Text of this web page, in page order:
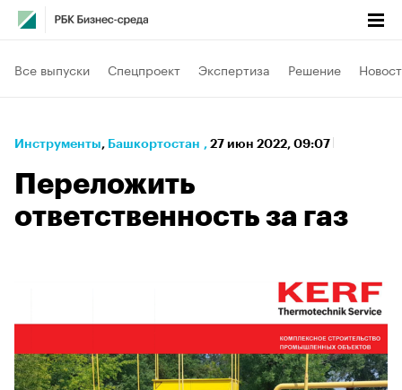
Все выпуски Спецпроект Экспертиза Решение
Инструменты⁠, Башкортостан , 27 июн 2022, 09:07
Переложить
ответственность за газ